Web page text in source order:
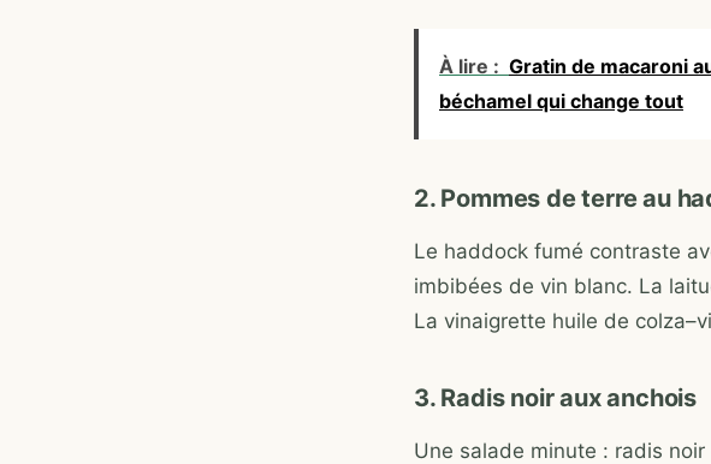
À lire : Gratin de macaroni
béchamel qui change tout
2. Pommes de terre au
Le haddock fumé contraste
imbibées de vin blanc. La
La vinaigrette huile de
3. Radis noir aux anchois
Une salade minute : radis